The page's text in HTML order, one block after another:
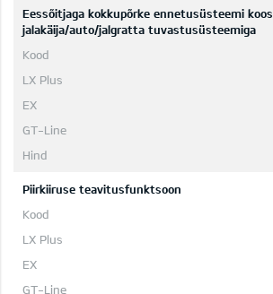
Eessõitjaga kokkupõrke ennetusüsteemi koos
jalakäija/auto/jalgratta tuvastusüsteemiga
Piirkiiruse teavitusfunktsoon